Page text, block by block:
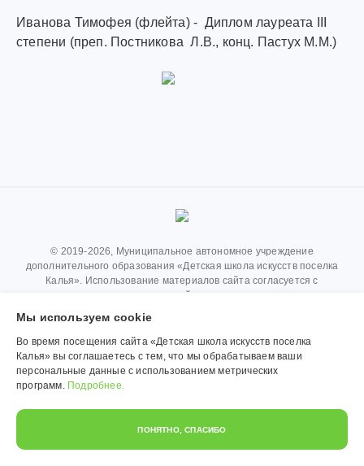
Иванова Тимофея (флейта) - Диплом лауреата III
степени (преп. Постникова Л.В., конц. Пастух М.М.)
© 2019-2026, Муниципальное автономное учреждение
дополнительного образования «Детская школа искусств поселка
Калья». Использование материалов сайта согласуется с
администрацией учреждения.
Обработка персональных данных
Политика конфиденциальности
Мы используем сookie
Во время посещения сайта «Детская школа искусств поселка
Калья» вы соглашаетесь с тем, что мы обрабатываем ваши
персональные данные с использованием метрических
программ. Подробнее.
ПОНЯТНО, СПАСИБО